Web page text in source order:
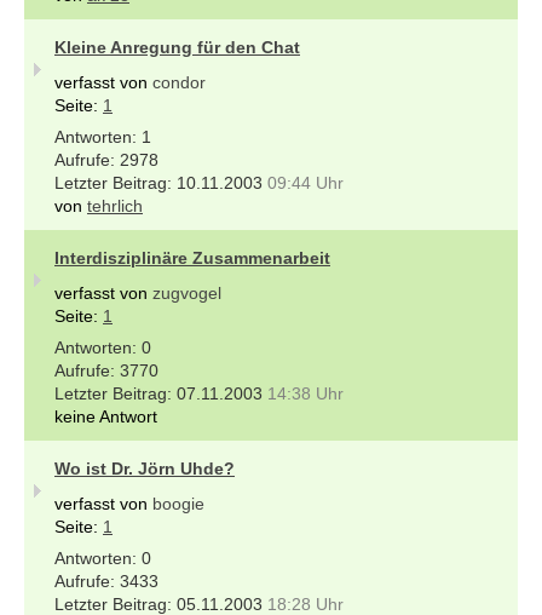
Kleine Anregung für den Chat
verfasst von condor
Seite: 1
1
2978
10.11.2003 09:44 Uhr
von tehrlich
Interdisziplinäre Zusammenarbeit
verfasst von zugvogel
Seite: 1
0
3770
07.11.2003 14:38 Uhr
keine Antwort
Wo ist Dr. Jörn Uhde?
verfasst von boogie
Seite: 1
0
3433
05.11.2003 18:28 Uhr